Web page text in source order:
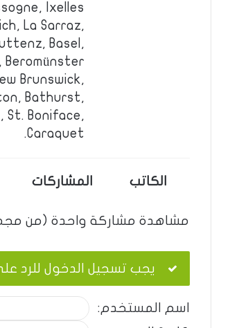
Ixelles.
La Sarraz,
Basel,
Beromünster.
Brunswick,
Bathurst,
St. Boniface,
Caraquet.
الكاتب المشاركات
مشاهدة مشاركة واحدة (من
يجب تسجيل الدخول للرد
اسم المستخدم: